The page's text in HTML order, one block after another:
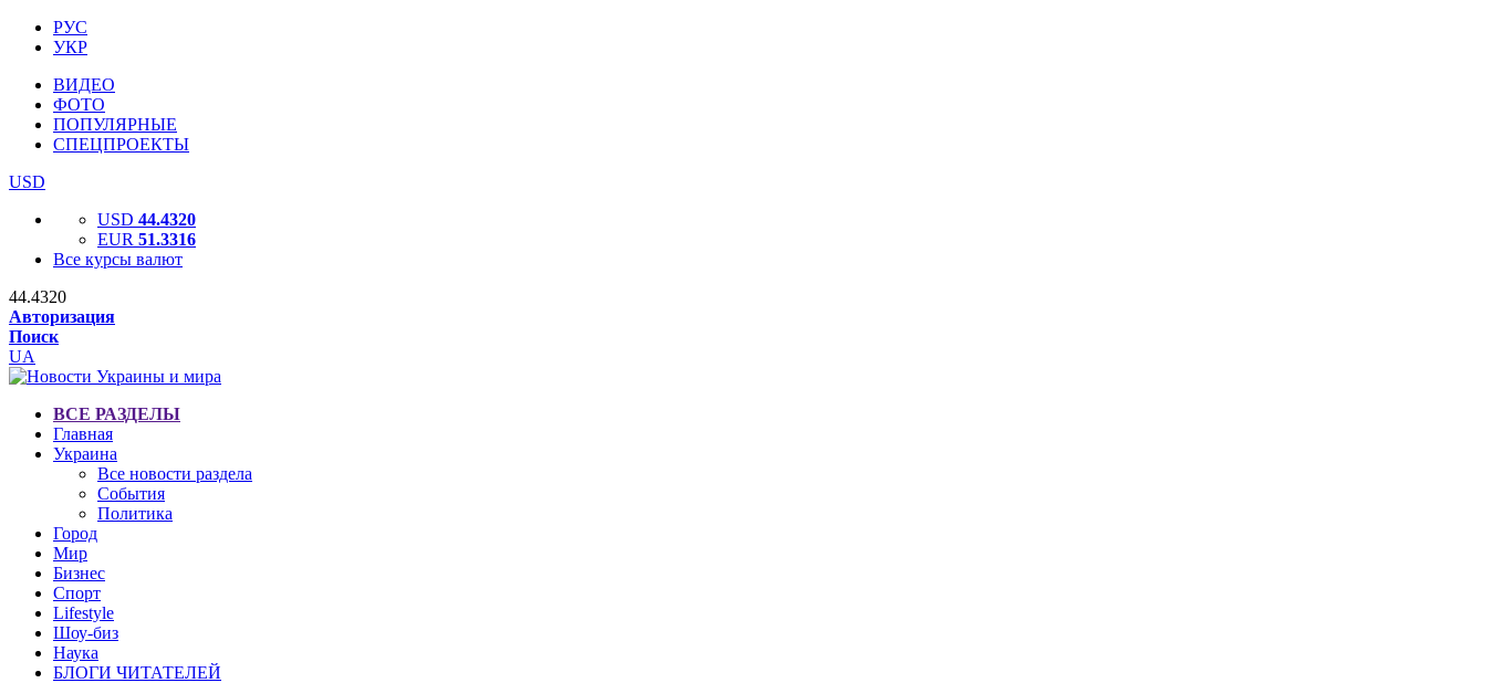
РУС
УКР
ВИДЕО
ФОТО
ПОПУЛЯРНЫЕ
СПЕЦПРОЕКТЫ
USD
USD 44.4320
EUR 51.3316
Все курсы валют
44.4320
Авторизация
Поиск
UA
ВСЕ РАЗДЕЛЫ
Главная
Украина
Все новости раздела
События
Политика
Город
Мир
Бизнес
Спорт
Lifestyle
Шоу-биз
Наука
БЛОГИ ЧИТАТЕЛЕЙ